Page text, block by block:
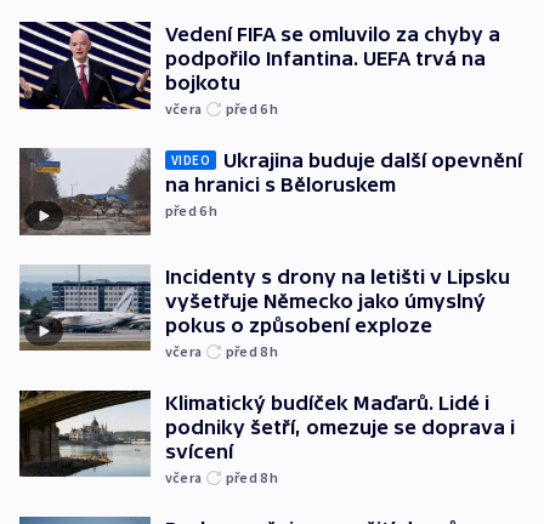
Vedení FIFA se omluvilo za chyby a
podpořilo Infantina. UEFA trvá na
bojkotu
včera před 6h
VIDEO
Ukrajina buduje další opevnění
na hranici s Běloruskem
před 6h
Incidenty s drony na letišti v Lipsku
vyšetřuje Německo jako úmyslný
pokus o způsobení exploze
včera před 8h
Klimatický budíček Maďarů. Lidé i
podniky šetří, omezuje se doprava i
svícení
včera před 8h